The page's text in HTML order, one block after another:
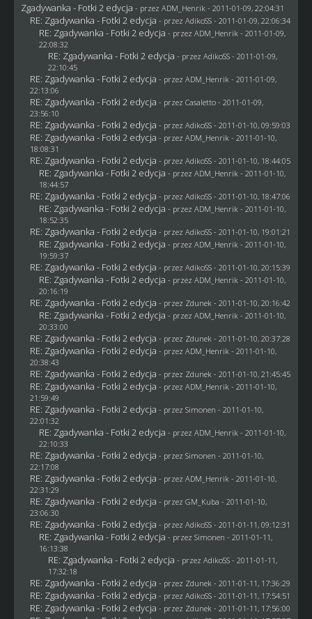
Zgadywanka - Fotki 2 edycja - przez ADM_Henrik - 2011-01-09, 22:04:31
RE: Zgadywanka - Fotki 2 edycja - przez AdikoSS - 2011-01-09, 22:06:34
RE: Zgadywanka - Fotki 2 edycja - przez ADM_Henrik - 2011-01-09,
22:08:32
RE: Zgadywanka - Fotki 2 edycja - przez AdikoSS - 2011-01-09,
22:10:45
RE: Zgadywanka - Fotki 2 edycja - przez ADM_Henrik - 2011-01-09,
22:13:06
RE: Zgadywanka - Fotki 2 edycja - przez Casaletto- 2011-01-09,
23:56:10
RE: Zgadywanka - Fotki 2 edycja - przez AdikoSS - 2011-01-10, 09:59:03
RE: Zgadywanka - Fotki 2 edycja - przez ADM_Henrik - 2011-01-10,
18:08:31
RE: Zgadywanka - Fotki 2 edycja - przez AdikoSS - 2011-01-10, 18:44:05
RE: Zgadywanka - Fotki 2 edycja - przez ADM_Henrik - 2011-01-10,
18:44:57
RE: Zgadywanka - Fotki 2 edycja - przez AdikoSS - 2011-01-10, 18:47:06
RE: Zgadywanka - Fotki 2 edycja - przez ADM_Henrik - 2011-01-10,
18:52:35
RE: Zgadywanka - Fotki 2 edycja - przez AdikoSS - 2011-01-10, 19:01:21
RE: Zgadywanka - Fotki 2 edycja - przez ADM_Henrik - 2011-01-10,
19:59:37
RE: Zgadywanka - Fotki 2 edycja - przez AdikoSS - 2011-01-10, 20:15:39
RE: Zgadywanka - Fotki 2 edycja - przez ADM_Henrik - 2011-01-10,
20:16:19
RE: Zgadywanka - Fotki 2 edycja - przez Zdunek - 2011-01-10, 20:16:42
RE: Zgadywanka - Fotki 2 edycja - przez ADM_Henrik - 2011-01-10,
20:33:00
RE: Zgadywanka - Fotki 2 edycja - przez Zdunek - 2011-01-10, 20:37:28
RE: Zgadywanka - Fotki 2 edycja - przez ADM_Henrik - 2011-01-10,
20:38:43
RE: Zgadywanka - Fotki 2 edycja - przez Zdunek - 2011-01-10, 21:45:45
RE: Zgadywanka - Fotki 2 edycja - przez ADM_Henrik - 2011-01-10,
21:59:49
RE: Zgadywanka - Fotki 2 edycja - przez Simonen - 2011-01-10,
22:01:32
RE: Zgadywanka - Fotki 2 edycja - przez ADM_Henrik - 2011-01-10,
22:10:33
RE: Zgadywanka - Fotki 2 edycja - przez Simonen - 2011-01-10,
22:17:08
RE: Zgadywanka - Fotki 2 edycja - przez ADM_Henrik - 2011-01-10,
22:31:29
RE: Zgadywanka - Fotki 2 edycja - przez GM_Kuba - 2011-01-10,
23:06:30
RE: Zgadywanka - Fotki 2 edycja - przez AdikoSS - 2011-01-11, 09:12:31
RE: Zgadywanka - Fotki 2 edycja - przez Simonen - 2011-01-11,
16:13:38
RE: Zgadywanka - Fotki 2 edycja - przez AdikoSS - 2011-01-11,
17:32:18
RE: Zgadywanka - Fotki 2 edycja - przez Zdunek - 2011-01-11, 17:36:29
RE: Zgadywanka - Fotki 2 edycja - przez AdikoSS - 2011-01-11, 17:54:51
RE: Zgadywanka - Fotki 2 edycja - przez Zdunek - 2011-01-11, 17:56:00